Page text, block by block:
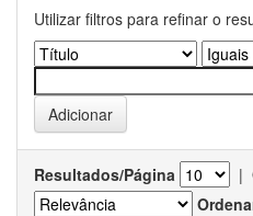
Utilizar filtros para refinar o
Resultados/Página |